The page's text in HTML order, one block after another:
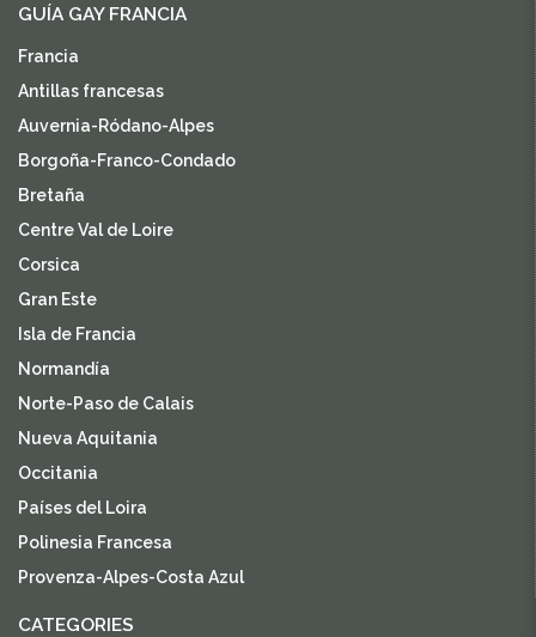
GUÍA GAY FRANCIA
Francia
Antillas francesas
Auvernia-Ródano-Alpes
Borgoña-Franco-Condado
Bretaña
Centre Val de Loire
Corsica
Gran Este
Isla de Francia
Normandía
Norte-Paso de Calais
Nueva Aquitania
Occitania
Países del Loira
Polinesia Francesa
Provenza-Alpes-Costa Azul
CATEGORIES